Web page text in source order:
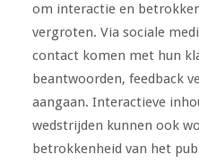
om interactie en
vergroten. Via sociale
contact komen met hun
beantwoorden, feedback
aangaan. Interactieve
wedstrijden kunnen ook
betrokkenheid van het